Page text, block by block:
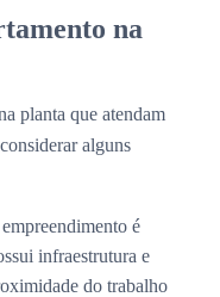
na
planta que atendam
alguns
é
infraestrutura e
do trabalho